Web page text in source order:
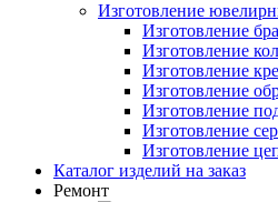
Изготовление
Изготовление
Изготовление
Изготовление
Изготовление
Изготовление
Изготовление
Изготовление
Каталог изделий на заказ
Ремонт